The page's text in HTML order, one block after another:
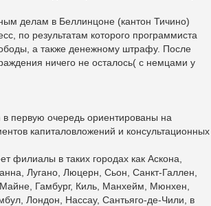
делам в Беллинцоне (кантон Тичино)
по результатам которого программиста
а также денежному штрафу. После
ничего не осталось( с немцами у
в первую очередь ориентированы на
капиталовложений и консультационных
в таких городах как Аскона,
Лугано, Люцерн, Сьон, Санкт-Галлен,
Гамбург, Киль, Манхейм, Мюнхен,
Лондон, Нассау, Сантьяго-де-Чили, в